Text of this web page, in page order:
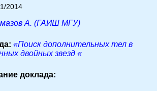
2014
А. (ГАИШ МГУ)
«Поиск дополнительных тел в
двойных звезд «
доклада: